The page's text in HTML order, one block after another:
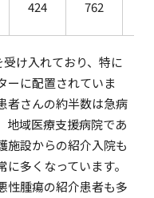
424 762
け入れており、特に
ーに配置されていま
者さんの約半数は急病
地域医療支援病院であ
施設からの紹介入院も
多くなっています。
性腫瘍の紹介患者も多